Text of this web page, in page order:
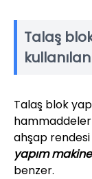
Talaş
Talaş blok
hammaddeler
ahşap
yapım
benzer.